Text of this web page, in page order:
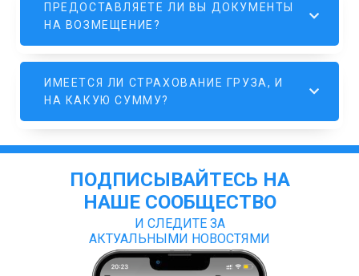
ПРЕДОСТАВЛЯЕТЕ ЛИ ВЫ ДОКУМЕНТЫ
НА ВОЗМЕЩЕНИЕ?
ИМЕЕТСЯ ЛИ СТРАХОВАНИЕ ГРУЗА, И
НА КАКУЮ СУММУ?
ПОДПИСЫВАЙТЕСЬ НА
НАШЕ СООБЩЕСТВО
И СЛЕДИТЕ ЗА
АКТУАЛЬНЫМИ НОВОСТЯМИ